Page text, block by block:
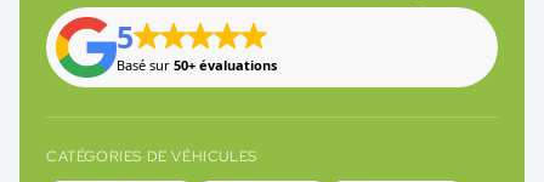
5
Basé sur 50+ évaluations
CATÉGORIES DE VÉHICULES